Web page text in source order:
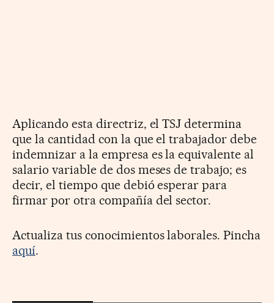
Aplicando esta directriz, el TSJ determina
que la cantidad con la que el trabajador debe
indemnizar a la empresa es la equivalente al
salario variable de dos meses de trabajo; es
decir, el tiempo que debió esperar para
firmar por otra compañía del sector.
Actualiza tus conocimientos laborales. Pincha
aquí.